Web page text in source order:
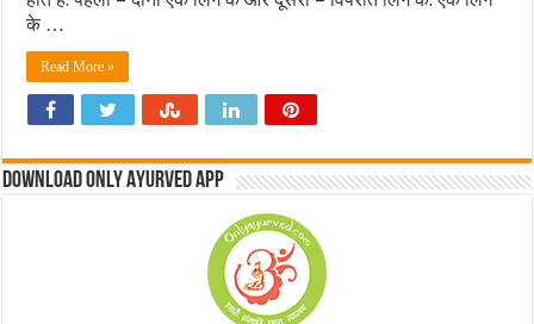
के …
Read More »
Download Only Ayurved App